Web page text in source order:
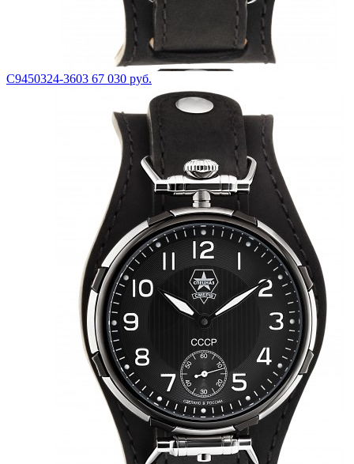
С9450324-3603 67 030 руб.